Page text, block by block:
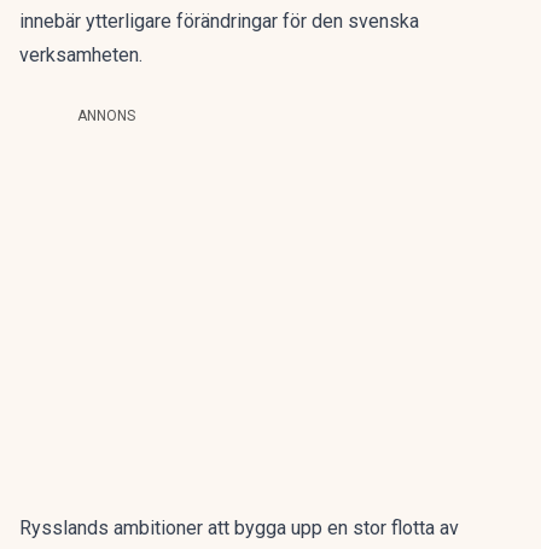
innebär ytterligare förändringar för den svenska
verksamheten.
ANNONS
Rysslands ambitioner att bygga upp en stor flotta av